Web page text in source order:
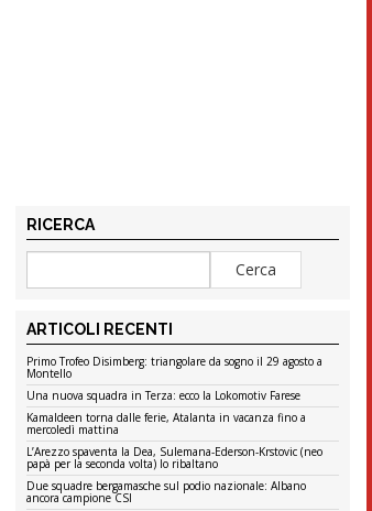
RICERCA
ARTICOLI RECENTI
Primo Trofeo Disimberg: triangolare da sogno il 29 agosto a
Montello
Una nuova squadra in Terza: ecco la Lokomotiv Farese
Kamaldeen torna dalle ferie, Atalanta in vacanza fino a
mercoledì mattina
L’Arezzo spaventa la Dea, Sulemana-Ederson-Krstovic (neo
papà per la seconda volta) lo ribaltano
Due squadre bergamasche sul podio nazionale: Albano
ancora campione CSI